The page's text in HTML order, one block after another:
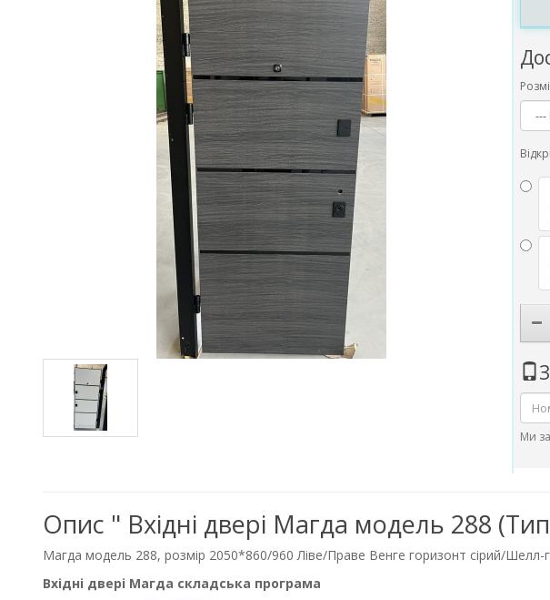
Ми
Опис " Вхідні двері Магда модель 288
Магда модель 288, розмір 2050*860/960 Ліве/Праве Венге горизонт сірий/
Вхідні двері Магда складська програма